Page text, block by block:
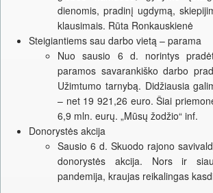
dienomis, pradinį ugdymą,
klausimais. Rūta Ronkauskienė
Steigiantiems sau darbo vietą – parama
Nuo sausio 6 d. norintys
paramos savarankiško darbo
Užimtumo tarnybą. Didžiausia
– net 19 921,26 euro. Šiai
6,9 mln. eurų. „Mūsų žodžio“ inf.
Donorystės akcija
Sausio 6 d. Skuodo rajono
donorystės akcija. Nors ir
pandemija, kraujas reikalingas